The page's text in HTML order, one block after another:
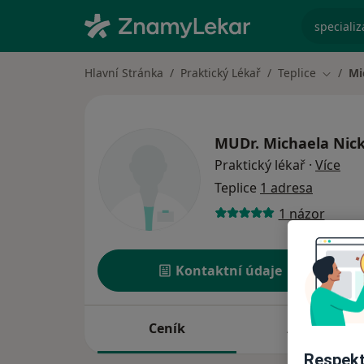
Hlavní Stránka Praktický Lékař Teplice Změna
MUDr. Michaela
Praktický lékař · Více
Teplice 1 adresa
1 názor
Kontaktní údaje
Ceník Adresy